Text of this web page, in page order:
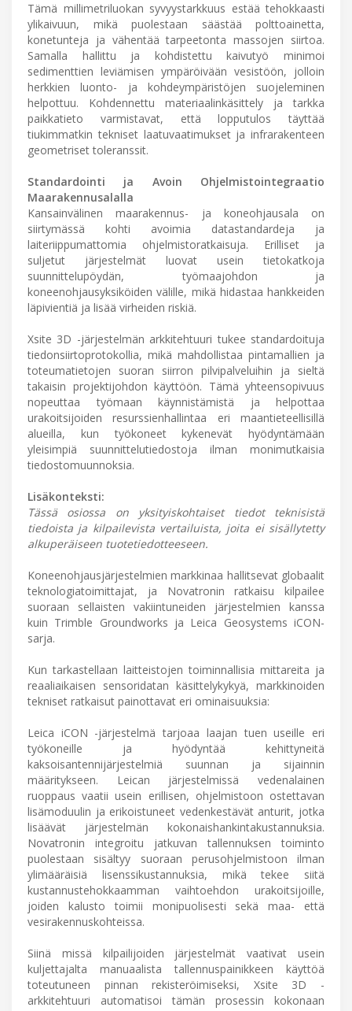
Tämä millimetriluokan syvyystarkkuus estää tehokkaasti
ylikaivuun, mikä puolestaan säästää polttoainetta,
konetunteja ja vähentää tarpeetonta massojen siirtoa.
Samalla hallittu ja kohdistettu kaivutyö minimoi
sedimenttien leviämisen ympäröivään vesistöön, jolloin
herkkien luonto- ja kohdeympäristöjen suojeleminen
helpottuu. Kohdennettu materiaalinkäsittely ja tarkka
paikkatieto varmistavat, että lopputulos täyttää
tiukimmatkin tekniset laatuvaatimukset ja infrarakenteen
geometriset toleranssit.
Standardointi ja Avoin Ohjelmistointegraatio
Maarakennusalalla
Kansainvälinen maarakennus- ja koneohjausala on
siirtymässä kohti avoimia datastandardeja ja
laiteriippumattomia ohjelmistoratkaisuja. Erilliset ja
suljetut järjestelmät luovat usein tietokatkoja
suunnittelupöydän, työmaajohdon ja
koneenohjausyksiköiden välille, mikä hidastaa hankkeiden
läpivientiä ja lisää virheiden riskiä.
Xsite 3D -järjestelmän arkkitehtuuri tukee standardoituja
tiedonsiirtoprotokollia, mikä mahdollistaa pintamallien ja
toteumatietojen suoran siirron pilvipalveluihin ja sieltä
takaisin projektijohdon käyttöön. Tämä yhteensopivuus
nopeuttaa työmaan käynnistämistä ja helpottaa
urakoitsijoiden resurssienhallintaa eri maantieteellisillä
alueilla, kun työkoneet kykenevät hyödyntämään
yleisimpiä suunnittelutiedostoja ilman monimutkaisia
tiedostomuunnoksia.
Lisäkonteksti:
Tässä osiossa on yksityiskohtaiset tiedot teknisistä
tiedoista ja kilpailevista vertailuista, joita ei sisällytetty
alkuperäiseen tuotetiedotteeseen.
Koneenohjausjärjestelmien markkinaa hallitsevat globaalit
teknologiatoimittajat, ja Novatronin ratkaisu kilpailee
suoraan sellaisten vakiintuneiden järjestelmien kanssa
kuin Trimble Groundworks ja Leica Geosystems iCON-
sarja.
Kun tarkastellaan laitteistojen toiminnallisia mittareita ja
reaaliaikaisen sensoridatan käsittelykykyä, markkinoiden
tekniset ratkaisut painottavat eri ominaisuuksia:
Leica iCON -järjestelmä tarjoaa laajan tuen useille eri
työkoneille ja hyödyntää kehittyneitä
kaksoisantennijärjestelmiä suunnan ja sijainnin
määritykseen. Leican järjestelmissä vedenalainen
ruoppaus vaatii usein erillisen, ohjelmistoon ostettavan
lisämoduulin ja erikoistuneet vedenkestävät anturit, jotka
lisäävät järjestelmän kokonaishankintakustannuksia.
Novatronin integroitu jatkuvan tallennuksen toiminto
puolestaan sisältyy suoraan perusohjelmistoon ilman
ylimääräisiä lisenssikustannuksia, mikä tekee siitä
kustannustehokkaamman vaihtoehdon urakoitsijoille,
joiden kalusto toimii monipuolisesti sekä maa- että
vesirakennuskohteissa.
Siinä missä kilpailijoiden järjestelmät vaativat usein
kuljettajalta manuaalista tallennuspainikkeen käyttöä
toteutuneen pinnan rekisteröimiseksi, Xsite 3D -
arkkitehtuuri automatisoi tämän prosessin kokonaan